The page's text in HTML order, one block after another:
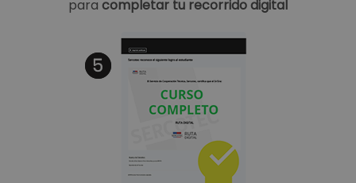
para completar tu recorrido digital